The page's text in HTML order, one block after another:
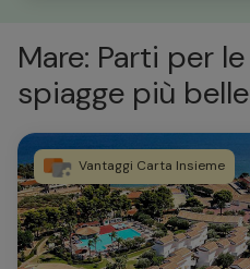
Mare: Parti per le
spiagge più belle
Vantaggi Carta Insieme